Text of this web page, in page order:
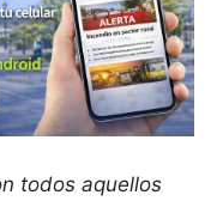
todos aquellos